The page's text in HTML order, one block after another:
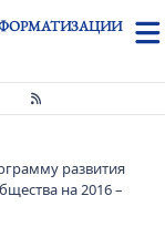
развития
на 2016 –